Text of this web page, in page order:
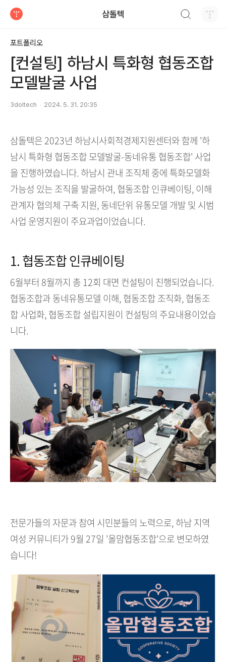
삼돌텍
포트폴리오
[컨설팅] 하남시 특화형 협동조합
모델발굴 사업
3doltech 2024. 5. 31. 20:35
삼돌텍은 2023년 하남시사회적경제지원센터와 함께 '하
남시 특화형 협동조합 모델발굴-동네유통 협동조합' 사업
을 진행하였습니다. 하남시 관내 조직체 중에 특화모델화
가능성 있는 조직을 발굴하여, 협동조합 인큐베이팅, 이해
관계자 협의체 구축 지원, 동네단위 유통모델 개발 및 시범
사업 운영지원이 주요과업이었습니다.
1. 협동조합 인큐베이팅
6월부터 8월까지 총 12회 대면 컨설팅이 진행되었습니다.
협동조합과 동네유통모델 이해, 협동조합 조직화, 협동조
합 사업화, 협동조합 설립지원이 컨설팅의 주요내용이었습
니다.
전문가들의 자문과 참여 시민분들의 노력으로, 하남 지역
여성 커뮤니티가 9월 27일 '올맘협동조합'으로 변모하였
습니다!